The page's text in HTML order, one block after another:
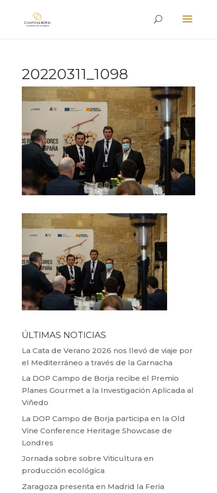
20220311_1098
ÚLTIMAS NOTICIAS
La Cata de Verano 2026 nos llevó de viaje por
el Mediterráneo a través de la Garnacha
La DOP Campo de Borja recibe el Premio
Planes Gourmet a la Investigación Aplicada al
Viñedo
La DOP Campo de Borja participa en la Old
Vine Conference Heritage Showcase de
Londres
Jornada sobre sobre Viticultura en
producción ecológica
Zaragoza presenta en Madrid la Feria